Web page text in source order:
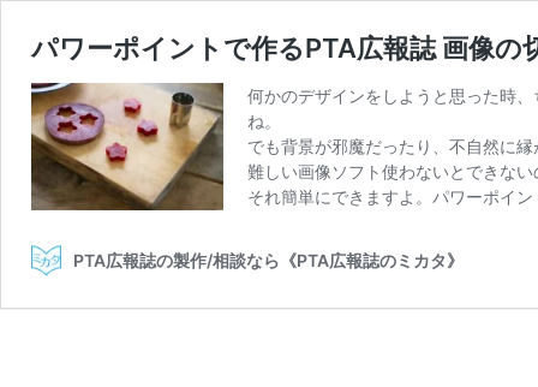
パワーポイントで作るPTA広報誌 画像の
何かのデザインをしようと思った時
ね。
でも背景が邪魔だったり、不自然に
難しい画像ソフト使わないとできな
それ簡単にできますよ。パワーポイ
PTA広報誌の製作/相談なら《PTA広報誌のミカタ》